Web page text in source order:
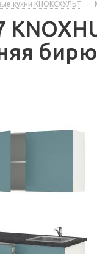
кухни КНОКСХУЛЬТ -